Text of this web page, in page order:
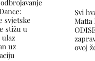
svjetske
stižu u
uz
Svi
Matta
ovoj